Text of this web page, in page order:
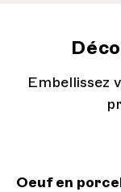
Embellissez
Oeuf en